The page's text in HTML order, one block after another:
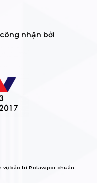
nhận bởi
vụ bảo trì Rotavapor chuẩn